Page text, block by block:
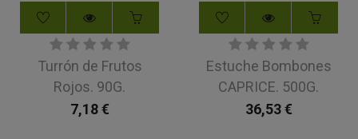
Turrón de Frutos
Rojos. 90G.
7,18€
Estuche Bombones
CAPRICE. 500G.
36,53€